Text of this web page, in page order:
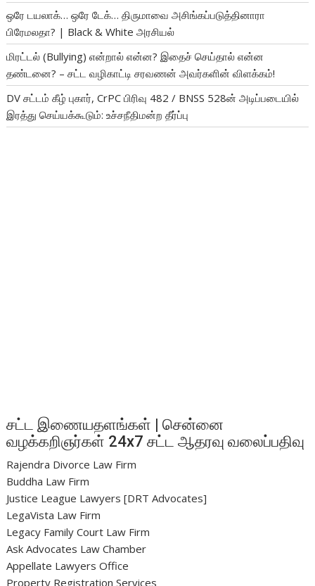
ஒரே டயலாக்… ஒரே டேக்… திருமாவை அசிங்கப்படுத்தினாரா
பிரேமலதா? | Black & White அரசியல்
மிரட்டல் (Bullying) என்றால் என்ன? இதைச் செய்தால் என்ன
தண்டனை? – சட்ட வழிகாட்டி சரவணன் அவர்களின் விளக்கம்!
DV சட்டம் கீழ் புகார், CrPC பிரிவு 482 / BNSS 528ன் அடிப்படையில்
இரத்து செய்யக்கூடும்: உச்சநீதிமன்ற தீர்ப்பு
சட்ட இணையதளங்கள் | சென்னை
வழக்கறிஞர்கள் 24x7 சட்ட ஆதரவு வலைப்பதிவு
Rajendra Divorce Law Firm
Buddha Law Firm
Justice League Lawyers [DRT Advocates]
LegaVista Law Firm
Legacy Family Court Law Firm
Ask Advocates Law Chamber
Appellate Lawyers Office
Property Registration Services